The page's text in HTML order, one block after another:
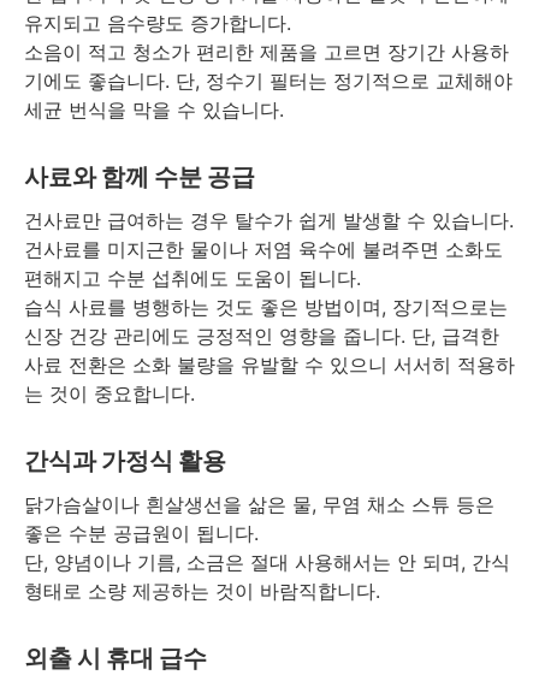
유지되고 음수량도 증가합니다.
소음이 적고 청소가 편리한 제품을 고르면 장기간 사용하
기에도 좋습니다. 단, 정수기 필터는 정기적으로 교체해야
세균 번식을 막을 수 있습니다.
사료와 함께 수분 공급
건사료만 급여하는 경우 탈수가 쉽게 발생할 수 있습니다.
건사료를 미지근한 물이나 저염 육수에 불려주면 소화도
편해지고 수분 섭취에도 도움이 됩니다.
습식 사료를 병행하는 것도 좋은 방법이며, 장기적으로는
신장 건강 관리에도 긍정적인 영향을 줍니다. 단, 급격한
사료 전환은 소화 불량을 유발할 수 있으니 서서히 적용하
는 것이 중요합니다.
간식과 가정식 활용
닭가슴살이나 흰살생선을 삶은 물, 무염 채소 스튜 등은
좋은 수분 공급원이 됩니다.
단, 양념이나 기름, 소금은 절대 사용해서는 안 되며, 간식
형태로 소량 제공하는 것이 바람직합니다.
외출 시 휴대 급수